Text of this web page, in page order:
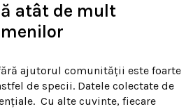
atât de mult
ajutorul comunității este foarte
de specii. Datele colectate de
Cu alte cuvinte, fiecare